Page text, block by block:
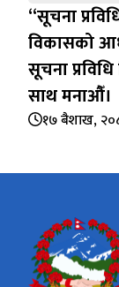
“सूचना
विकासको
सूचना
साथ मनाऔँ।
१७ बैशाख,